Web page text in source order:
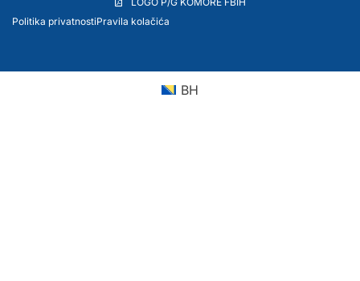
Politika privatnostiPravila kolačića
BH